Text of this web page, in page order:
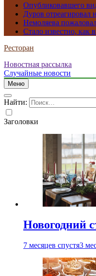
Опубликовавшего
Дуров отреагировал
Немоляева
Стало известно, как
Ресторан
Новостная рассылка
Случайные новости
Меню
Найти:
Заголовки
Новогодний
7 месяцев спустя3